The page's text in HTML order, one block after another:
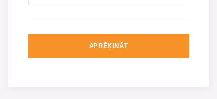
APRĒĶINĀT